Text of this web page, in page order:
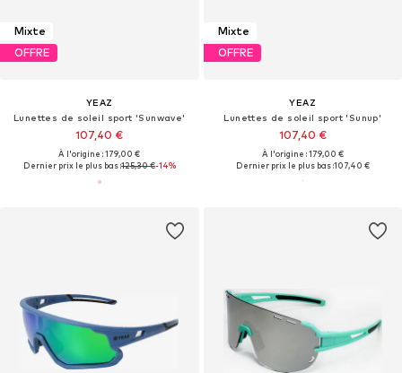
Mixte
OFFRE
YEAZ
Lunettes de soleil sport 'Sunwave'
107,40 €
À l'origine : 179,00 €
Dernier prix le plus bas :125,30 €-14%
Mixte
OFFRE
YEAZ
Lunettes de soleil sport 'Sunup'
107,40 €
À l'origine : 179,00 €
Dernier prix le plus bas :107,40 €